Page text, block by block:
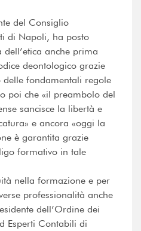
del Consiglio
di Napoli, ha posto
dell’etica anche prima
deontologico grazie
fondamentali regole
poi che «il preambolo del
sancisce la libertà e
e ancora «oggi la
è garantita grazie
formativo in tale
nella formazione e per
professionalità anche
dell’Ordine dei
Esperti Contabili di